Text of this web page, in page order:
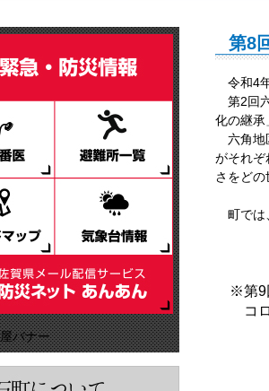
第8
令和4
第2回
化の継承
六角地
がそれぞ
さをどの
町では
※第9
コロ